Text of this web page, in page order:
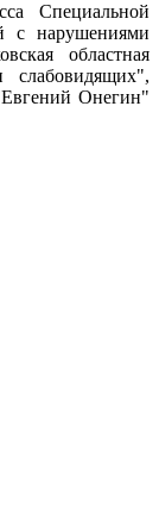
Специальной
с нарушениями
областная
слабовидящих",
Онегин"